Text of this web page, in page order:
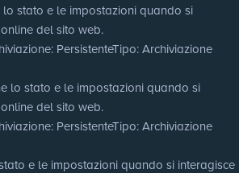
lo stato e le impostazioni quando si
del sito web.
: PersistenteTipo: Archiviazione
lo stato e le impostazioni quando si
del sito web.
: PersistenteTipo: Archiviazione
e le impostazioni quando si interagisce